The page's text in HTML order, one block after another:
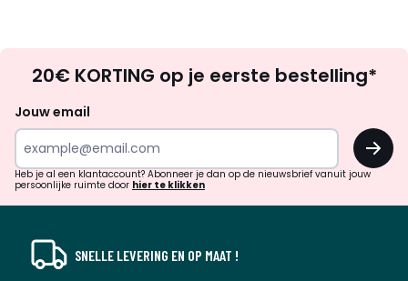
zoek
inspiratie
verrassingen?
20€ KORTING op je eerste bestelling*
Jouw email
OK
Heb je al een klantaccount? Abonneer je dan op de nieuwsbrief vanuit jouw
persoonlijke ruimte door hier te klikken
SNELLE LEVERING EN OP MAAT !